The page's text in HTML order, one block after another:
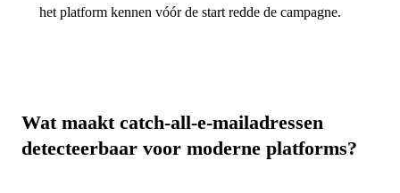
het platform kennen vóór de start redde de campagne.
Wat maakt catch-all-e-mailadressen
detecteerbaar voor moderne platforms?